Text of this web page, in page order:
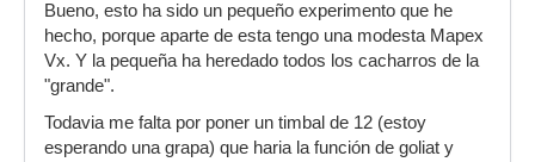
Bueno, esto ha sido un pequeño experimento que he
hecho, porque aparte de esta tengo una modesta Mapex
Vx. Y la pequeña ha heredado todos los cacharros de la
"grande".
Todavia me falta por poner un timbal de 12 (estoy
esperando una grapa) que haria la función de goliat y